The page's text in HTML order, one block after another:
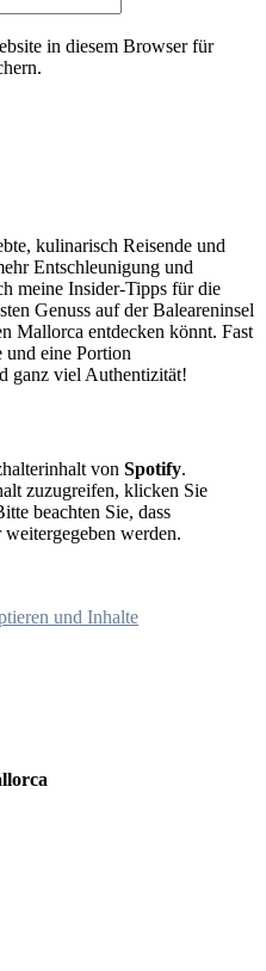
in diesem Browser für
kulinarisch Reisende und
Entschleunigung und
meine Insider-Tipps für die
Genuss auf der Baleareninsel
Mallorca entdecken könnt. Fast
und eine Portion
ganz viel Authentizität!
von Spotify.
zuzugreifen, klicken Sie
beachten Sie, dass
werden.
und Inhalte